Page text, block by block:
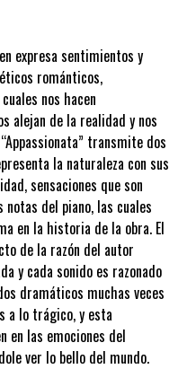
expresa sentimientos y
románticos,
nos hacen
alejan de la realidad y nos
transmite dos
la naturaleza con sus
sensaciones que son
del piano, las cuales
en la historia de la obra. El
de la razón del autor
y cada sonido es razonado
dramáticos muchas veces
a lo trágico, y esta
en las emociones del
ver lo bello del mundo.